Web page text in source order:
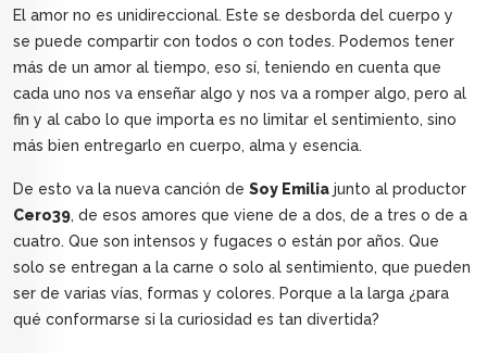
El amor no es unidireccional. Este se desborda del cuerpo y
se puede compartir con todos o con todes. Podemos tener
más de un amor al tiempo, eso sí, teniendo en cuenta que
cada uno nos va enseñar algo y nos va a romper algo, pero al
fin y al cabo lo que importa es no limitar el sentimiento, sino
más bien entregarlo en cuerpo, alma y esencia.
De esto va la nueva canción de Soy Emilia junto al productor
Cero39, de esos amores que viene de a dos, de a tres o de a
cuatro. Que son intensos y fugaces o están por años. Que
solo se entregan a la carne o solo al sentimiento, que pueden
ser de varias vías, formas y colores. Porque a la larga ¿para
qué conformarse si la curiosidad es tan divertida?